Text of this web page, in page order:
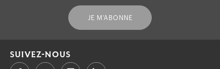
JE M’ABONNE
SUIVEZ-NOUS